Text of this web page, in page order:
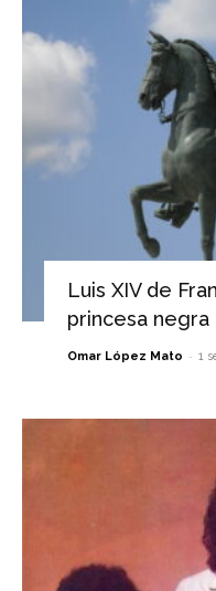
Luis XIV de
princesa negra
Omar López Mato - 1